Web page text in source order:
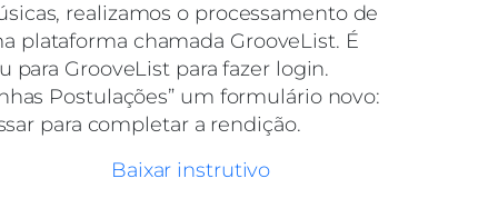
realizamos o processamento de
plataforma chamada GrooveList. É
para GrooveList para fazer login.
Postulações” um formulário novo:
para completar a rendição.
Baixar instrutivo